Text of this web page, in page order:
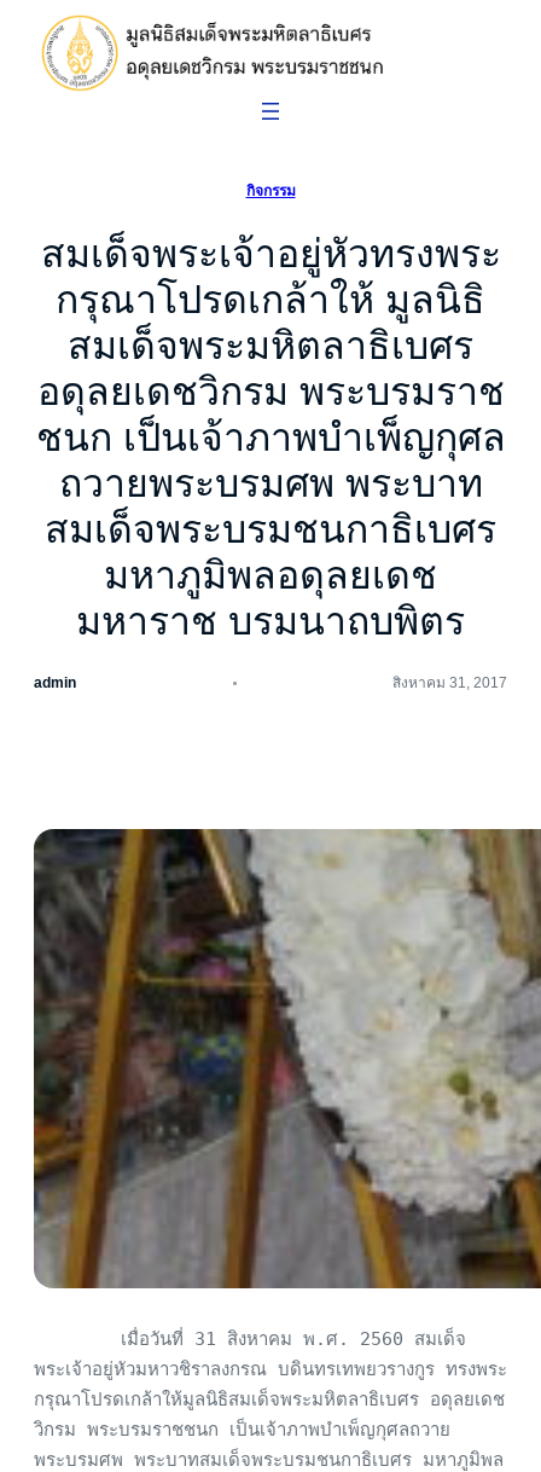
เนื้อหา
กิจกรรม
สมเด็จพระเจ้าอยู่หัวทรงพระ
กรุณาโปรดเกล้าให้ มูลนิธิ
สมเด็จพระมหิตลาธิเบศร
อดุลยเดชวิกรม พระบรมราช
ชนก เป็นเจ้าภาพบำเพ็ญกุศล
ถวายพระบรมศพ พระบาท
สมเด็จพระบรมชนกาธิเบศร
มหาภูมิพลอดุลยเดช
มหาราช บรมนาถบพิตร
admin สิงหาคม 31, 2017
พระเจ้าอยู่หัวมหาวชิราลงกรณ บดินทรเทพยวรางกูร ทรงพระ
กรุณาโปรดเกล้าให้มูลนิธิสมเด็จพระมหิตลาธิเบศร อดุลยเดช
วิกรม พระบรมราชชนก เป็นเจ้าภาพบำเพ็ญกุศลถวาย
พระบรมศพ พระบาทสมเด็จพระบรมชนกาธิเบศร มหาภูมิพล